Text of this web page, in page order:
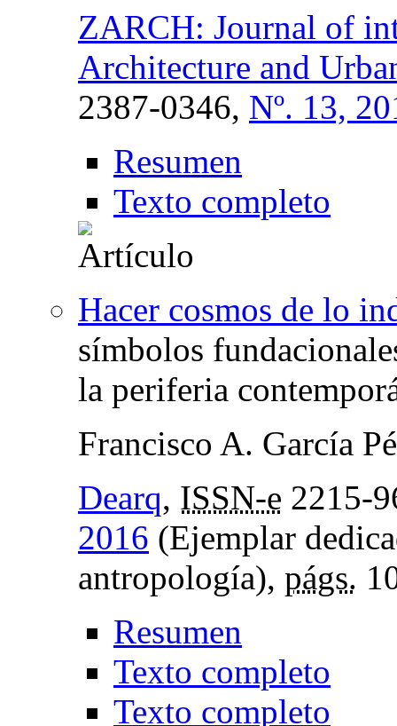
ZARCH: Journal of
Architecture and
2387-0346, Nº. 13,
Resumen
Texto completo
Hacer cosmos de lo
símbolos
la periferia
Francisco A. García
Dearq, ISSN-e 2215-
2016 (Ejemplar
antropología), págs.
Resumen
Texto completo
Texto completo